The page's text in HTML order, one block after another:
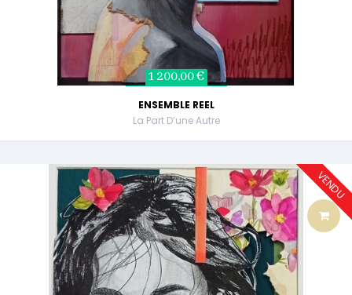
1 200,00 €
ENSEMBLE REEL
La Part D’une Autre
VENDU